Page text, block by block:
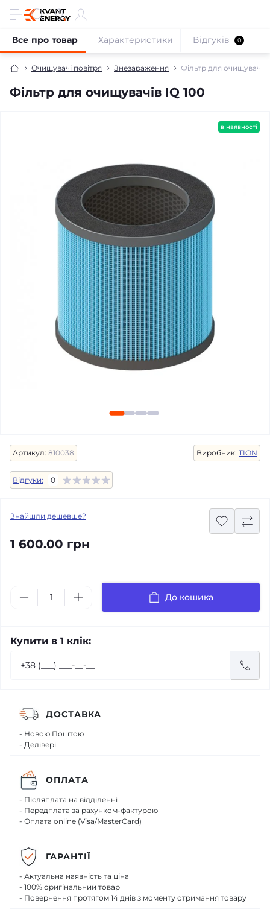
Очищувачі повітря Знезараження Фільтр для очищувачів
Фільтр для очищувачів IQ 100
Все про товар Характеристики Відгуків 0
в наявності
Артикул: 810038 Виробник: TION
Відгуки: 0
Знайшли дешевше?
1 600.00 грн
До кошика
Купити в 1 клік:
ДОСТАВКА
- Новою Поштою
- Делівері
ОПЛАТА
- Післяплата на відділенні
- Передплата за рахунком-фактурою
- Оплата online (Visa/MasterCard)
ГАРАНТІЇ
- Актуальна наявність та ціна
- 100% оригінальний товар
- Повернення протягом 14 днів з моменту отримання товару